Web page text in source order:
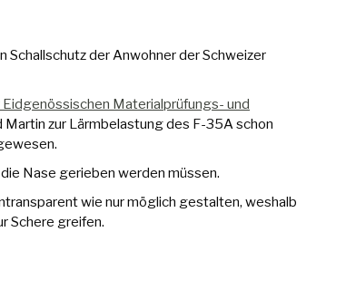
Schallschutz der Anwohner der Schweizer
Materialprüfungs- und
zur Lärmbelastung des F-35A schon
Nase gerieben werden müssen.
wie nur möglich gestalten, weshalb
Schere greifen.